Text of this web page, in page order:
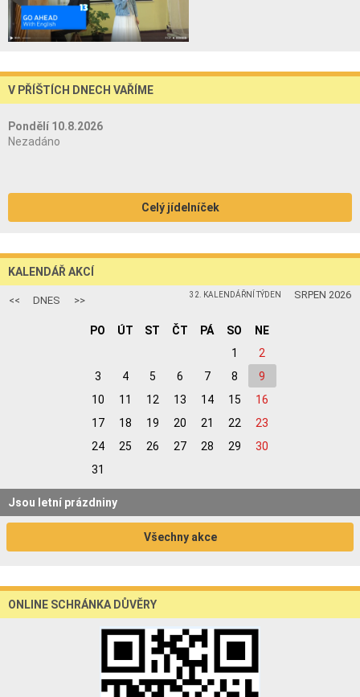
V PŘÍŠTÍCH DNECH VAŘÍME
Pondělí 10.8.2026
Nezadáno
Celý jídelníček
KALENDÁŘ AKCÍ
<< DNES >> SRPEN 2026
32. KALENDÁŘNÍ TÝDEN
PO ÚT ST ČT PÁ SO
NE
1
2
3
4 5 6 7 8
9
10
11 12 13 14 15
16
17
18 19 20 21 22
23
24
25 26 27 28 29
30
31
Jsou letní prázdniny
Všechny akce
ONLINE SCHRÁNKA DŮVĚRY